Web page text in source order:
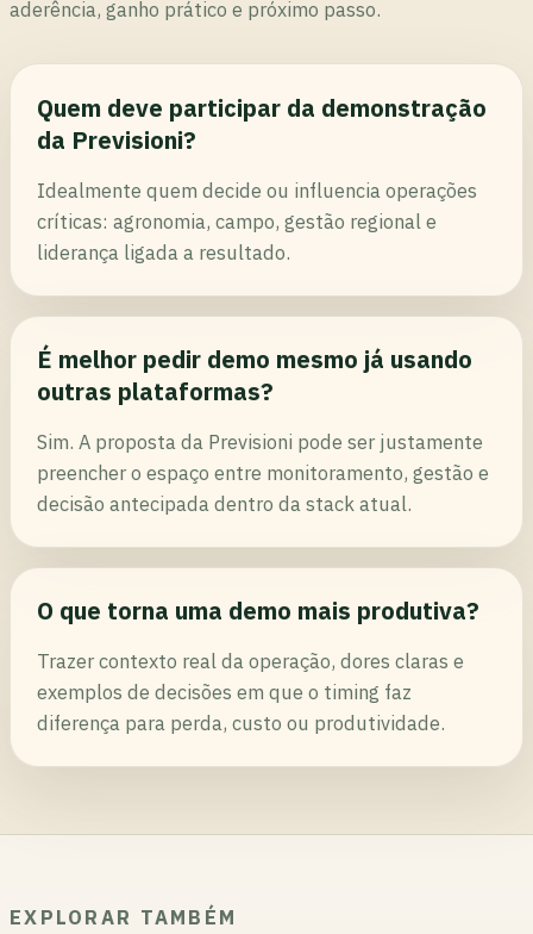
aderência, ganho prático e próximo passo.
Quem deve participar da demonstração
da Previsioni?
Idealmente quem decide ou influencia operações
críticas: agronomia, campo, gestão regional e
liderança ligada a resultado.
É melhor pedir demo mesmo já usando
outras plataformas?
Sim. A proposta da Previsioni pode ser justamente
preencher o espaço entre monitoramento, gestão e
decisão antecipada dentro da stack atual.
O que torna uma demo mais produtiva?
Trazer contexto real da operação, dores claras e
exemplos de decisões em que o timing faz
diferença para perda, custo ou produtividade.
EXPLORAR TAMBÉM